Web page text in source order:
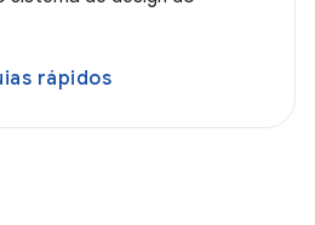
rápidos